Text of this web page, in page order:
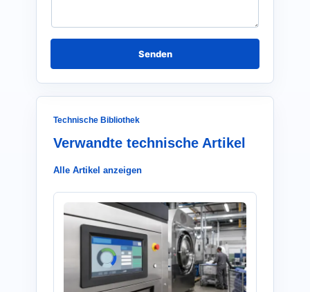
h
t
Senden
Technische Bibliothek
Verwandte technische Artikel
Alle Artikel anzeigen